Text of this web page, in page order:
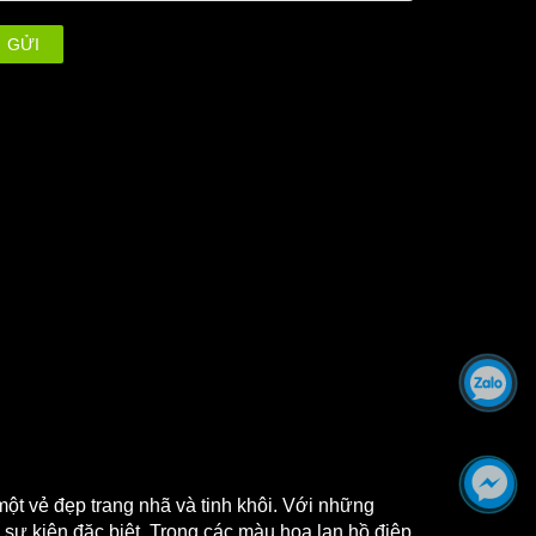
vẻ đẹp trang nhã và tinh khôi. Với những
kiện đặc biệt. Trong các màu hoa lan hồ điệp
GỬI